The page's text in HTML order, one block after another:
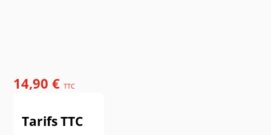
14,90 €TTC
Tarifs TTC